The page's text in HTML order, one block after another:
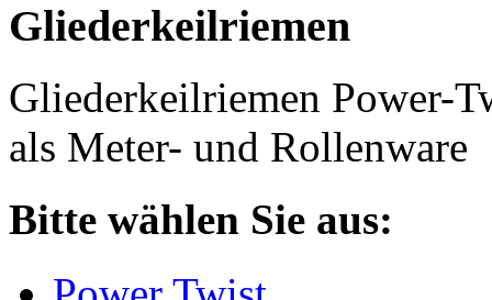
Gliederkeilriemen
Gliederkeilriemen Power-
als Meter- und Rollenware
Bitte wählen Sie aus: